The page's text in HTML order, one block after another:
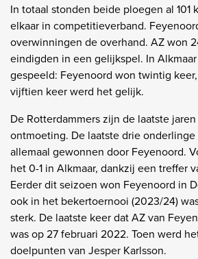
In totaal stonden beide ploegen al 101
elkaar in competitieverband.
overwinningen de overhand. AZ won
eindigden in een gelijkspel. In
gespeeld: Feyenoord won twintig
vijftien keer werd het gelijk.
De Rotterdammers zijn de laatste
ontmoeting. De laatste drie
allemaal gewonnen door Feyenoord.
het 0-1 in Alkmaar, dankzij een treffer
Eerder dit seizoen won Feyenoord in
ook in het bekertoernooi (2023/24)
sterk. De laatste keer dat AZ van
was op 27 februari 2022. Toen werd
doelpunten van Jesper Karlsson.